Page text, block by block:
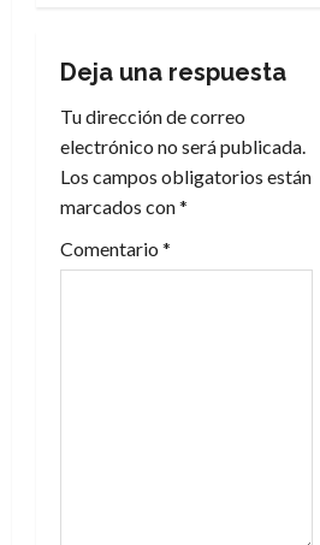
i
ó
n
e
Deja una respuesta
Tu dirección de correo
electrónico no será publicada.
Los campos obligatorios están
marcados con*
Comentario *